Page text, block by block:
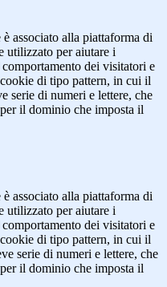
associato alla piattaforma di
utilizzato per aiutare i
dei visitatori e
di tipo pattern, in cui il
serie di numeri e lettere, che
il dominio che imposta il
associato alla piattaforma di
utilizzato per aiutare i
dei visitatori e
di tipo pattern, in cui il
serie di numeri e lettere, che
il dominio che imposta il